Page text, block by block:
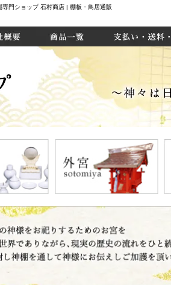
専門ショップ 石村商店 | 棚板・鳥居通販